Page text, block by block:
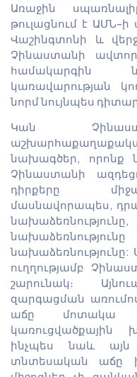
Առաջին
թուլացնում է ԱՄՆ-ի
Վաշինգտոնի և
Չինաստանի
համակարգին
կառավարության
նորմ նույնպես
Կան
նախագծեր, որոնք
Չինաստանի
դիրքերը
մասնավորապես,
ուղղությամբ
շարունակ։
զարգացման
աճը մոտակա
կառուցվածքային
ինչպես նաև
տնտեսական աճը